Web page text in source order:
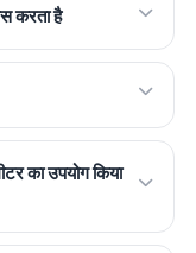
करता है
का उपयोग किया